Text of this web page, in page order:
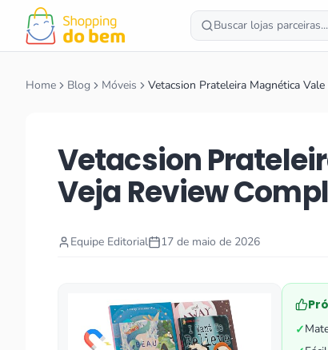
Buscar lojas parceiras...
Home Blog Móveis Vetacsion Prateleira Magnética
Vetacsion
Veja Review
Equipe Editorial 17 de maio de 2026
✓